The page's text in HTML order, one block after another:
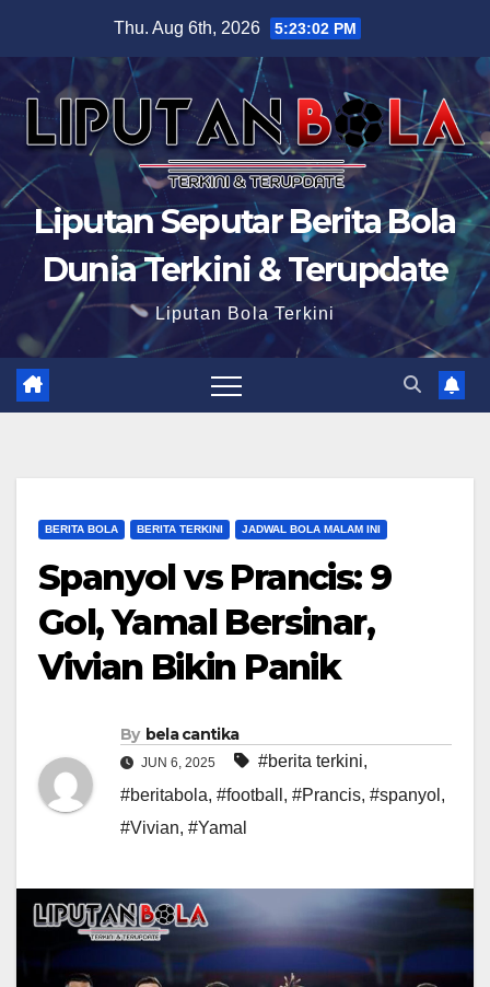
content
Thu. Aug 6th, 2026 5:23:03 PM
Liputan Seputar Berita Bola
Dunia Terkini & Terupdate
Liputan Bola Terkini
BERITA BOLA BERITA TERKINI JADWAL BOLA MALAM INI
Spanyol vs Prancis: 9
Gol, Yamal Bersinar,
Vivian Bikin Panik
By bela cantika
JUN 6, 2025 #berita terkini,
#beritabola, #football , #Prancis, #spanyol ,
#Vivian, #Yamal